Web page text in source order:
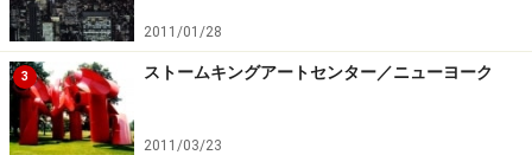
2011/01/28
3 ストームキングアートセンター／ニューヨーク
2011/03/23